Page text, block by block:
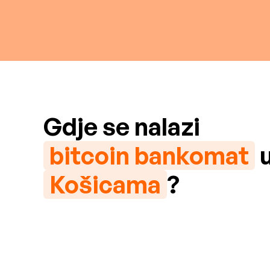
Gdje se nalazi
bitcoin bankomat
Košicama ?